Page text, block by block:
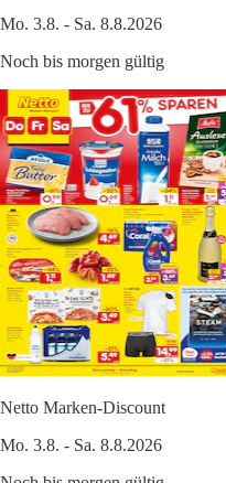
Mo. 3.8. - Sa. 8.8.2026
Noch bis morgen gültig
Netto Marken-Discount
Mo. 3.8. - Sa. 8.8.2026